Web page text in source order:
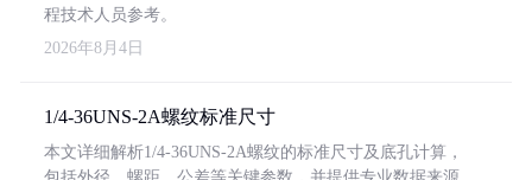
程技术人员参考。
2026年8月4日
1/4-36UNS-2A螺纹标准尺寸
本文详细解析1/4-36UNS-2A螺纹的标准尺寸及底孔计算，